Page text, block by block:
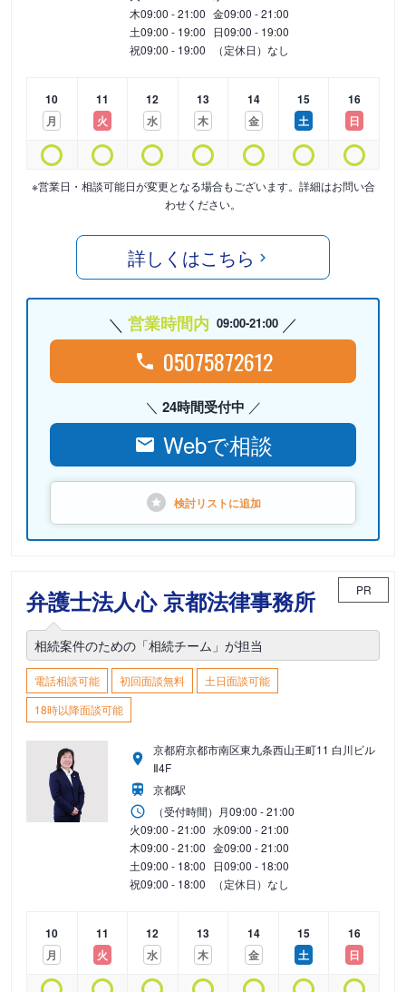
木09:00 - 21:00 金09:00 - 21:00
土09:00 - 19:00 日09:00 - 19:00
祝09:00 - 19:00 （定休日）なし
10
月
11
火
12
水
13
木
14
金
15
土
16
日
※営業日・相談可能日が変更となる場合もございます。詳細はお問い合
わせください。
詳しくはこちら
営業時間内 09:00-21:00
05075872612
24時間受付中
Webで相談
検討リストに追加
弁護士法人心 京都法律事務所 PR
相続案件のための「相続チーム」が担当
電話相談可能 初回面談無料
土日面談可能
18時以降面談可能
京都府京都市南区東九条西山王町11 白川ビル
Ⅱ4F
京都駅
（受付時間） 月09:00 - 21:00
火09:00 - 21:00 水09:00 - 21:00
木09:00 - 21:00 金09:00 - 21:00
土09:00 - 18:00 日09:00 - 18:00
祝09:00 - 18:00 （定休日）なし
10
月
11
火
12
水
13
木
14
金
15
土
16
日